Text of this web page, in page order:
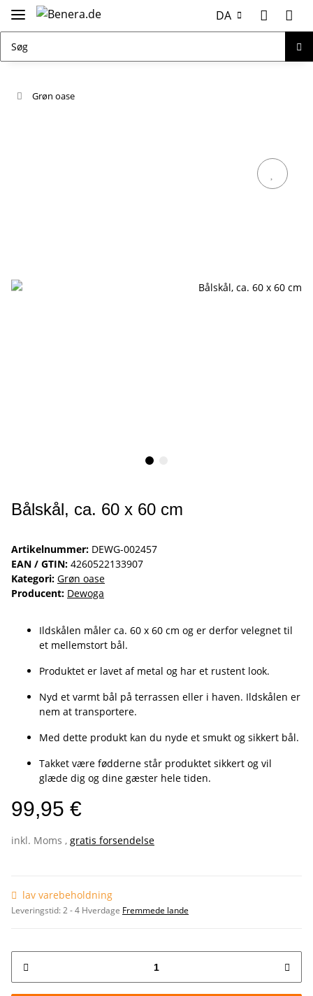
DA
Grøn oase
Bålskål, ca. 60 x 60 cm
Artikelnummer: DEWG-002457
EAN / GTIN: 4260522133907
Kategori: Grøn oase
Producent: Dewoga
Ildskålen måler ca. 60 x 60 cm og er derfor velegnet til
et mellemstort bål.
Produktet er lavet af metal og har et rustent look.
Nyd et varmt bål på terrassen eller i haven. Ildskålen er
nem at transportere.
Med dette produkt kan du nyde et smukt og sikkert bål.
Takket være fødderne står produktet sikkert og vil
glæde dig og dine gæster hele tiden.
99,95 €
inkl. Moms , gratis forsendelse
lav varebeholdning
Leveringstid:2 - 4 Hverdage Fremmede lande